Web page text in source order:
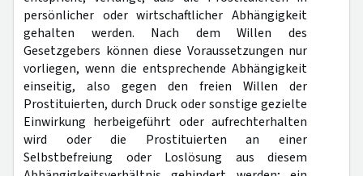
persönlicher oder wirtschaftlicher Abhängigkeit
gehalten werden. Nach dem Willen des
Gesetzgebers können diese Voraussetzungen nur
vorliegen, wenn die entsprechende Abhängigkeit
einseitig, also gegen den freien Willen der
Prostituierten, durch Druck oder sonstige gezielte
Einwirkung herbeigeführt oder aufrechterhalten
wird oder die Prostituierten an einer
Selbstbefreiung oder Loslösung aus diesem